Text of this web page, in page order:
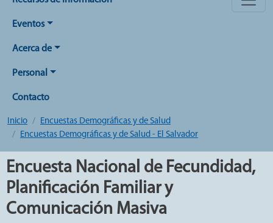
Eventos
Acerca de
Personal
Contacto
Inicio
Encuestas Demográficas y de Salud
Encuestas Demográficas y de Salud - El Salvador
Encuesta Nacional de Fecundidad,
Planificación Familiar y
Comunicación Masiva